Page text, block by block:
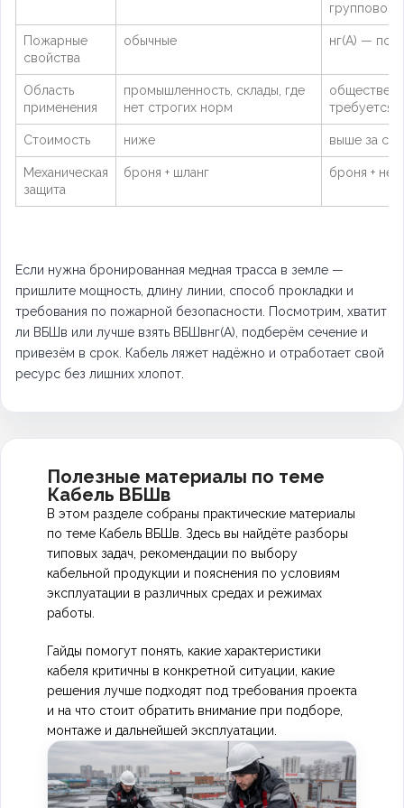
групповой
Пожарные
свойства
обычные нг(А) —
Область
применения
промышленность, склады, где
нет строгих норм
требуется
Стоимость ниже выше за
Механическая
защита
броня + шланг броня +
Если нужна бронированная медная трасса в земле —
пришлите мощность, длину линии, способ прокладки и
требования по пожарной безопасности. Посмотрим, хватит
ли ВБШв или лучше взять ВБШвнг(А), подберём сечение и
привезём в срок. Кабель ляжет надёжно и отработает свой
ресурс без лишних хлопот.
Полезные материалы по теме
Кабель ВБШв
В этом разделе собраны практические материалы
по теме Кабель ВБШв. Здесь вы найдёте разборы
типовых задач, рекомендации по выбору
кабельной продукции и пояснения по условиям
эксплуатации в различных средах и режимах
работы.
Гайды помогут понять, какие характеристики
кабеля критичны в конкретной ситуации, какие
решения лучше подходят под требования проекта
и на что стоит обратить внимание при подборе,
монтаже и дальнейшей эксплуатации.